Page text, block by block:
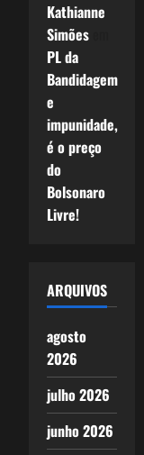
Kathianne
Simõesem
PL da
Bandidagem
e
impunidade,
é o preço
do
Bolsonaro
Livre!
ARQUIVOS
agosto
2026
julho 2026
junho 2026